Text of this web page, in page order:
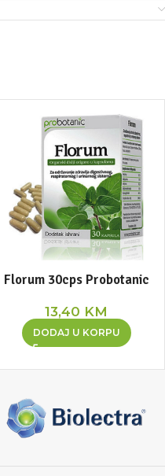
Florum 30cps Probotanic
13,40 KM
DODAJ U KORPU